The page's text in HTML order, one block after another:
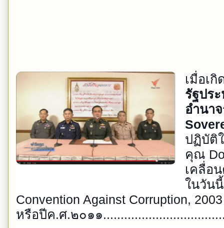
เมื่อเ
รัฐปร
อำนา
ปฏิบัติ
คุณ
เคลื่อ
ในวัน
Convention Against Corruption,
หรือปีค.ศ.๒๐๑๑